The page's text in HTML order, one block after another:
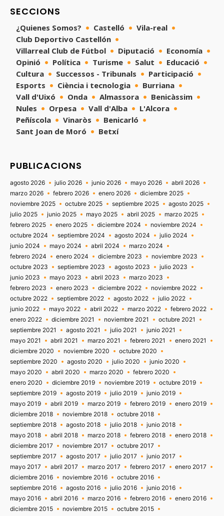
SECCIONS
¿Quienes Somos? Castelló
Vila-real
Club Deportivo Castellón
Villarreal Club de Fútbol
Diputació
Economía
Opinió
Política Turisme Salut
Educació
Cultura
Successos - Tribunals
Participació
Esports
Ciència i tecnologia
Burriana
Vall d'Uixó
Onda Almassora
Benicàssim
Nules
Orpesa Vall d'Alba
L'Alcora
Peñíscola
Vinaròs
Benicarló
Sant Joan de Moró
Betxí
PUBLICACIONS
agosto 2026 julio 2026 junio 2026 mayo 2026
abril 2026
marzo 2026
febrero 2026 enero 2026
diciembre 2025
noviembre 2025
octubre 2025 septiembre 2025
agosto 2025
julio 2025
junio 2025 mayo 2025 abril 2025
marzo 2025
febrero 2025
enero 2025 diciembre 2024
noviembre 2024
octubre 2024
septiembre 2024 agosto 2024
julio 2024
junio 2024
mayo 2024 abril 2024
marzo 2024
febrero 2024
enero 2024 diciembre 2023
noviembre 2023
octubre 2023
septiembre 2023 agosto 2023
julio 2023
junio 2023
mayo 2023 abril 2023
marzo 2023
febrero 2023
enero 2023 diciembre 2022
noviembre 2022
octubre 2022
septiembre 2022 agosto 2022
julio 2022
junio 2022
mayo 2022 abril 2022 marzo 2022
febrero 2022
enero 2022
diciembre 2021 noviembre 2021
octubre 2021
septiembre 2021
agosto 2021 julio 2021
junio 2021
mayo 2021
abril 2021 marzo 2021 febrero 2021
enero 2021
diciembre 2020
noviembre 2020
octubre 2020
septiembre 2020
agosto 2020 julio 2020
junio 2020
mayo 2020
abril 2020 marzo 2020
febrero 2020
enero 2020
diciembre 2019 noviembre 2019
octubre 2019
septiembre 2019
agosto 2019 julio 2019
junio 2019
mayo 2019
abril 2019 marzo 2019 febrero 2019
enero 2019
diciembre 2018
noviembre 2018
octubre 2018
septiembre 2018
agosto 2018 julio 2018
junio 2018
mayo 2018
abril 2018 marzo 2018 febrero 2018
enero 2018
diciembre 2017
noviembre 2017
octubre 2017
septiembre 2017
agosto 2017 julio 2017
junio 2017
mayo 2017
abril 2017 marzo 2017 febrero 2017
enero 2017
diciembre 2016
noviembre 2016
octubre 2016
septiembre 2016
agosto 2016 julio 2016
junio 2016
mayo 2016
abril 2016 marzo 2016 febrero 2016
enero 2016
diciembre 2015
noviembre 2015
octubre 2015